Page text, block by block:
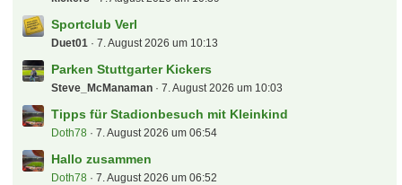
Tickets für die Premier League +++ Fragen und
Antworten Thread !!!
Der tooor Laberfred
(S) 4x Eishockey WM 2027 Gelsenkirchen Stehplatz
Transfers, Gerüchte und Diskussionen